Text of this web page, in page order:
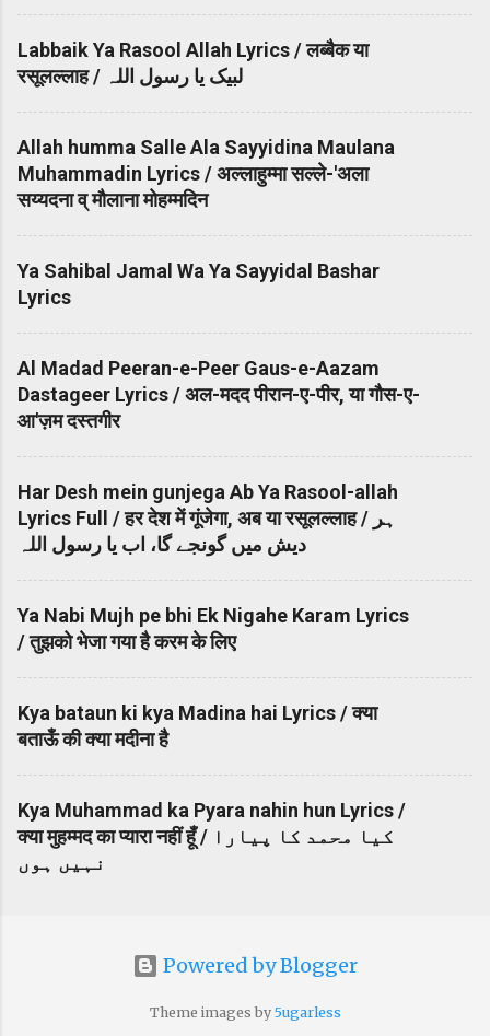
Labbaik Ya Rasool Allah Lyrics / लब्बैक या
रसूलल्लाह / لبیک یا رسول اللہ
Allah humma Salle Ala Sayyidina Maulana
Muhammadin Lyrics / अल्लाहुम्मा सल्ले-'अला
सय्यदना व् मौलाना मोहम्मदिन
Ya Sahibal Jamal Wa Ya Sayyidal Bashar
Lyrics
Al Madad Peeran-e-Peer Gaus-e-Aazam
Dastageer Lyrics / अल-मदद पीरान-ए-पीर, या गौस-ए-
आ'ज़म दस्तगीर
Har Desh mein gunjega Ab Ya Rasool-allah
Lyrics Full / हर देश में गूंजेगा, अब या रसूलल्लाह / ہر
دیش میں گونجے گا، اب یا رسول اللہ
Ya Nabi Mujh pe bhi Ek Nigahe Karam Lyrics
/ तुझको भेजा गया है करम के लिए
Kya bataun ki kya Madina hai Lyrics / क्या
बताऊँ की क्या मदीना है
Kya Muhammad ka Pyara nahin hun Lyrics /
क्या मुहम्मद का प्यारा नहीं हूँ / کیا محمد کا پیارا
نہیں ہوں
Powered by Blogger
Theme images by 5ugarless